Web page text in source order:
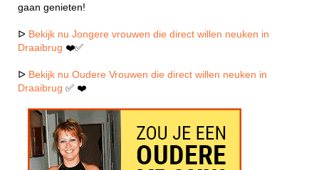
gaan genieten!
ᐅ Bekijk nu Jongere vrouwen die direct willen neuken in
Draaibrug ❤️✅
ᐅ Bekijk nu Oudere Vrouwen die direct willen neuken in
Draaibrug ✅ ❤️